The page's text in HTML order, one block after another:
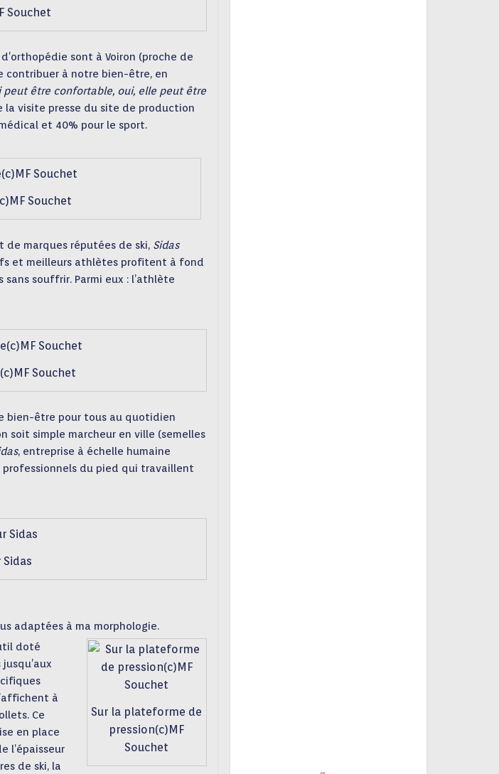
Souchet
sont à Voiron (proche de
contribuer à notre bien-être, en
peut être confortable, oui, elle peut être
la visite presse du site de production
et 40% pour le sport.
Souchet
de marques réputées de ski, Sidas
et meilleurs athlètes profitent à fond
souffrir. Parmi eux : l’athlète
Souchet
bien-être pour tous au quotidien
soit simple marcheur en ville (semelles
, entreprise à échelle humaine
du pied qui travaillent
adaptées à ma morphologie.
Sur la plateforme de
pression(c)MF
Souchet
doté
à
Ce
en place
l’épaisseur
de ski, la